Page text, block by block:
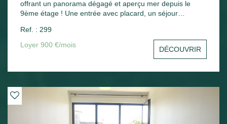
offrant un panorama dégagé et aperçu mer depuis le
9ème étage ! Une entrée avec placard, un séjour
sud avec un aperçu mer, une cuisine indépendante, une
chambre avec placard, un bureau ou une chambre, salle
de bains et toilettes séparées. Une cave et une place de
Ref. : 299
Loyer 900 €/mois
DÉCOUVRIR